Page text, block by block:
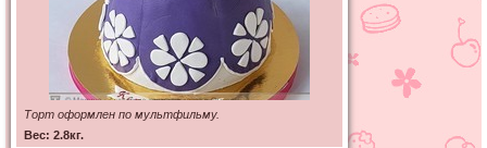
Торт оформлен по мультфильму.
Вес: 2.8кг.